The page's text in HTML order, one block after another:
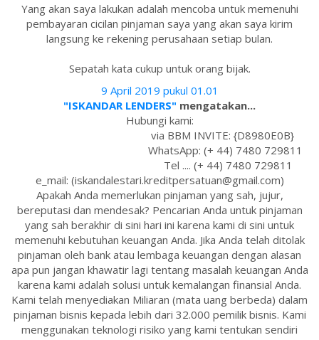
Yang akan saya lakukan adalah mencoba untuk memenuhi
pembayaran cicilan pinjaman saya yang akan saya kirim
langsung ke rekening perusahaan setiap bulan.
Sepatah kata cukup untuk orang bijak.
9 April 2019 pukul 01.01
"ISKANDAR LENDERS" mengatakan...
Hubungi kami:
via BBM INVITE: {D8980E0B}
WhatsApp: (+ 44) 7480 729811
Tel .... (+ 44) 7480 729811
e_mail: (iskandalestari.kreditpersatuan@gmail.com)
Apakah Anda memerlukan pinjaman yang sah, jujur,
bereputasi dan mendesak? Pencarian Anda untuk pinjaman
yang sah berakhir di sini hari ini karena kami di sini untuk
memenuhi kebutuhan keuangan Anda. Jika Anda telah ditolak
pinjaman oleh bank atau lembaga keuangan dengan alasan
apa pun jangan khawatir lagi tentang masalah keuangan Anda
karena kami adalah solusi untuk kemalangan finansial Anda.
Kami telah menyediakan Miliaran (mata uang berbeda) dalam
pinjaman bisnis kepada lebih dari 32.000 pemilik bisnis. Kami
menggunakan teknologi risiko yang kami tentukan sendiri